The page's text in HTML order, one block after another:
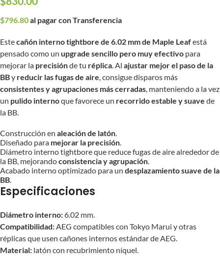
$796.80al pagar con Transferencia
Estecañón interno tightbore de 6.02 mm de Maple Leafestá
pensado como un upgrade sencillo pero muy efectivo para
mejorar la precisiónde tu réplica. Al ajustar mejor el paso de la
BBy reducir las fugas de aire, consigue disparos más
consistentes y agrupaciones más cerradas, manteniendo a la vez
un pulido internoque favorece un recorrido estable y suave de
la BB.
Construcción en aleación de latón.
Diseñado para mejorar la precisión.
Diámetro interno tightbore que reduce fugas de aire alrededor de
la BB, mejorandoconsistencia y agrupación.
Acabado interno optimizado para un desplazamiento suave de la
BB.
Especificaciones
Diámetro interno:6.02 mm.
Compatibilidad:AEG compatibles con Tokyo Marui y otras
réplicas que usen cañones internos estándar de AEG.
Material: latón con recubrimiento níquel.